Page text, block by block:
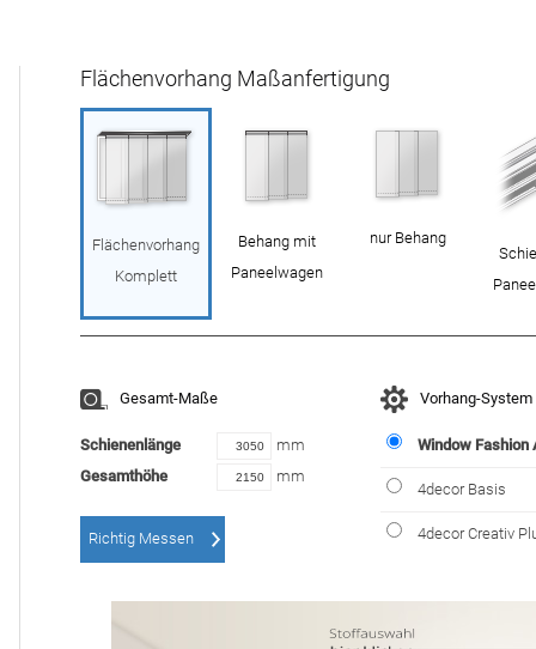
Flächenvorhang Maßanfertigung
Flächenvorhang
Komplett
Behang mit
Paneelwagen
nur Behang
Gesamt-Maße
Schienenlänge
mm
Gesamthöhe
mm
Richtig Messen
Vorhang-System
Window Fashion
4decor Basis
4decor Creativ